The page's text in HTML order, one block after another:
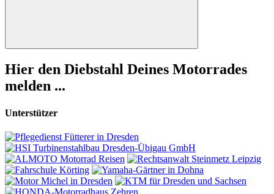
Suchen
Hier den Diebstahl Deines Motorrades
melden ...
Unterstützer